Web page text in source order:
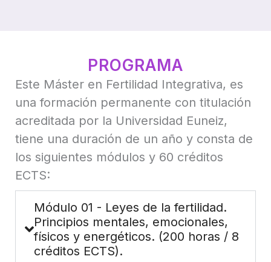
PROGRAMA
Este Máster en Fertilidad Integrativa, es
una formación permanente con titulación
acreditada por la Universidad Euneiz,
tiene una duración de un año y consta de
los siguientes módulos y 60 créditos
ECTS:
Módulo 01 - Leyes de la fertilidad.
Principios mentales, emocionales,
físicos y energéticos. (200 horas / 8
créditos ECTS).